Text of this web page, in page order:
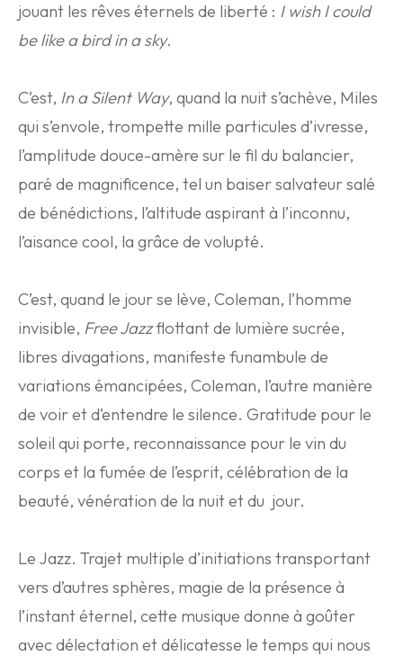
jouant les rêves éternels de liberté : I wish I could
be like a bird in a sky.
C’est, In a Silent Way, quand la nuit s’achève, Miles
qui s’envole, trompette mille particules d’ivresse,
l’amplitude douce-amère sur le fil du balancier,
paré de magnificence, tel un baiser salvateur salé
de bénédictions, l’altitude aspirant à l’inconnu,
l’aisance cool, la grâce de volupté.
C’est, quand le jour se lève, Coleman, l’homme
invisible, Free Jazzflottant de lumière sucrée,
libres divagations, manifeste funambule de
variations émancipées, Coleman, l’autre manière
de voir et d’entendre le silence. Gratitude pour le
soleil qui porte, reconnaissance pour le vin du
corps et la fumée de l’esprit, célébration de la
beauté, vénération de la nuit et du jour.
Le Jazz. Trajet multiple d’initiations transportant
vers d’autres sphères, magie de la présence à
l’instant éternel, cette musique donne à goûter
avec délectation et délicatesse le temps qui nous